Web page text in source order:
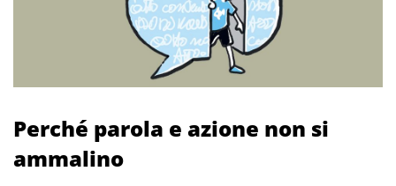
Perché parola e azione non si
ammalino